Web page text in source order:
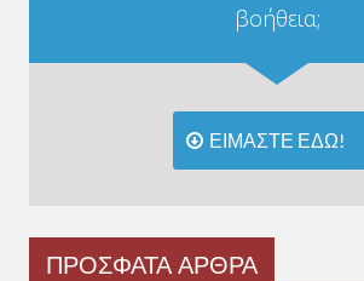
βοήθεια;
ΕΙΜΑΣΤΕ ΕΔΩ!
ΠΡΟΣΦΑΤΑ ΑΡΘΡΑ